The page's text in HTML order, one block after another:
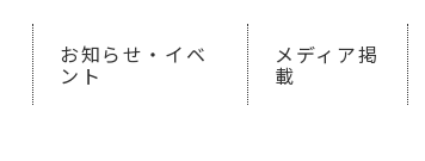
お知らせ・イベ
ント
メディア掲
載